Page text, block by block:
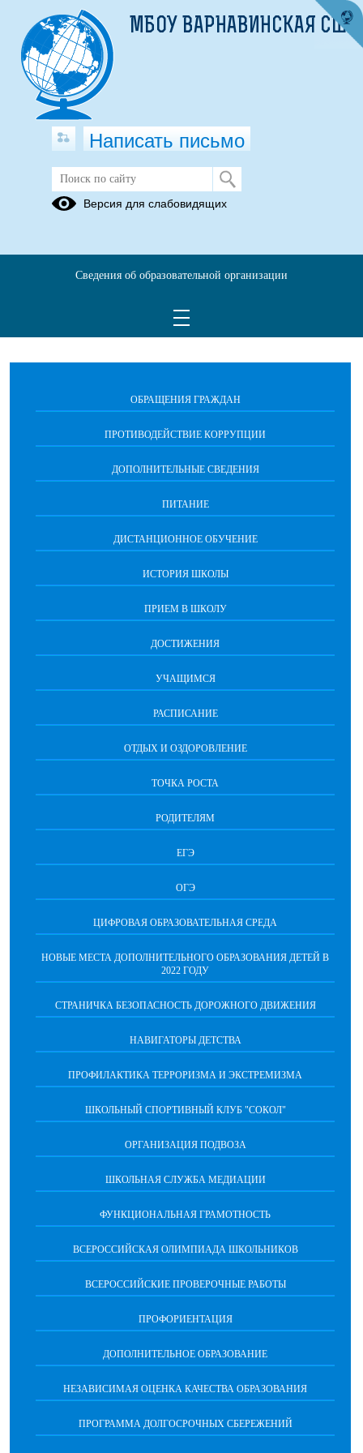
Учителя
ОБРАЩЕНИЯ ГРАЖДАН
ПРОТИВОДЕЙСТВИЕ КОРРУПЦИИ
ДОПОЛНИТЕЛЬНЫЕ СВЕДЕНИЯ
ПИТАНИЕ
ДИСТАНЦИОННОЕ ОБУЧЕНИЕ
ИСТОРИЯ ШКОЛЫ
ПРИЕМ В ШКОЛУ
ДОСТИЖЕНИЯ
УЧАЩИМСЯ
РАСПИСАНИЕ
ОТДЫХ И ОЗДОРОВЛЕНИЕ
ТОЧКА РОСТА
РОДИТЕЛЯМ
ЕГЭ
ОГЭ
ЦИФРОВАЯ ОБРАЗОВАТЕЛЬНАЯ СРЕДА
НОВЫЕ МЕСТА ДОПОЛНИТЕЛЬНОГО ОБРАЗОВАНИЯ ДЕТЕЙ В
2022 ГОДУ
СТРАНИЧКА БЕЗОПАСНОСТЬ ДОРОЖНОГО ДВИЖЕНИЯ
НАВИГАТОРЫ ДЕТСТВА
ПРОФИЛАКТИКА ТЕРРОРИЗМА И ЭКСТРЕМИЗМА
ШКОЛЬНЫЙ СПОРТИВНЫЙ КЛУБ "СОКОЛ"
ОРГАНИЗАЦИЯ ПОДВОЗА
ШКОЛЬНАЯ СЛУЖБА МЕДИАЦИИ
ФУНКЦИОНАЛЬНАЯ ГРАМОТНОСТЬ
ВСЕРОССИЙСКАЯ ОЛИМПИАДА ШКОЛЬНИКОВ
ВСЕРОССИЙСКИЕ ПРОВЕРОЧНЫЕ РАБОТЫ
ПРОФОРИЕНТАЦИЯ
ДОПОЛНИТЕЛЬНОЕ ОБРАЗОВАНИЕ
НЕЗАВИСИМАЯ ОЦЕНКА КАЧЕСТВА ОБРАЗОВАНИЯ
ПРОГРАММА ДОЛГОСРОЧНЫХ СБЕРЕЖЕНИЙ
МБОУ ВАРНАВИНСКАЯ СШ
Написать письмо
Версия для слабовидящих
Сведения об образовательной организации